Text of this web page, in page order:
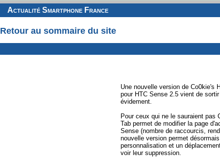
Actualité Smartphone France
Retour au sommaire du site
Une nouvelle version de Co0kie's
pour HTC Sense 2.5 vient de
évidement.
Pour ceux qui ne le sauraient pas
Tab permet de modifier la page
Sense (nombre de raccourcis,
nouvelle version permet
personnalisation et un
voir leur suppression.